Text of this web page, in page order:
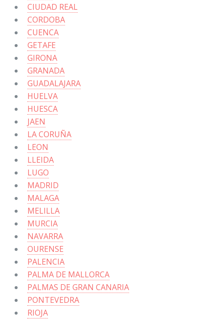
CIUDAD REAL
CORDOBA
CUENCA
GETAFE
GIRONA
GRANADA
GUADALAJARA
HUELVA
HUESCA
JAEN
LA CORUÑA
LEON
LLEIDA
LUGO
MADRID
MALAGA
MELILLA
MURCIA
NAVARRA
OURENSE
PALENCIA
PALMA DE MALLORCA
PALMAS DE GRAN CANARIA
PONTEVEDRA
RIOJA